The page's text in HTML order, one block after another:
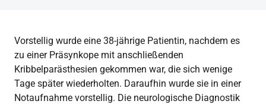
Vorstellig wurde eine 38-jährige Patientin, nachdem es
zu einer Präsynkope mit anschließenden
Kribbelparästhesien gekommen war, die sich wenige
Tage später wiederholten. Daraufhin wurde sie in einer
Notaufnahme vorstellig. Die neurologische Diagnostik